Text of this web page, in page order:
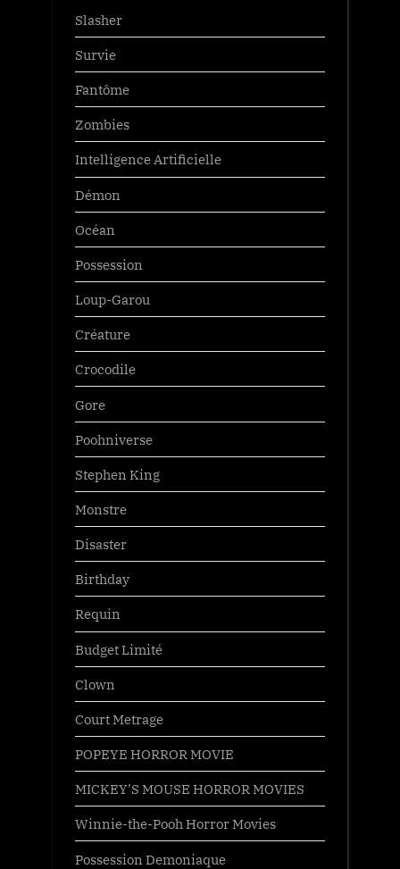
Slasher
Survie
Fantôme
Zombies
Intelligence Artificielle
Démon
Océan
Possession
Loup-Garou
Créature
Crocodile
Gore
Poohniverse
Stephen King
Monstre
Disaster
Birthday
Requin
Budget Limité
Clown
Court Metrage
POPEYE HORROR MOVIE
MICKEY’S MOUSE HORROR MOVIES
Winnie-the-Pooh Horror Movies
Possession Demoniaque